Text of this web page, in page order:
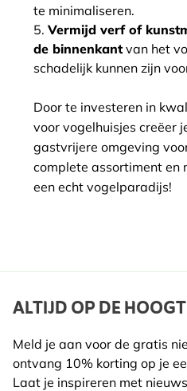
te minimaliseren.
Vermijd verf of
de binnenkantvan het
schadelijk kunnen zijn
Door te investeren in
voor vogelhuisjes creëer
gastvrijere omgeving
complete assortiment en
een echt vogelparadijs!
ALTIJD OP DE
Meld je aan voor de gratis
ontvang 10% korting op je
Laat je inspireren met